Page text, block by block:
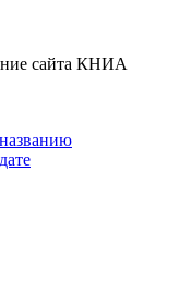
сайта КНИА